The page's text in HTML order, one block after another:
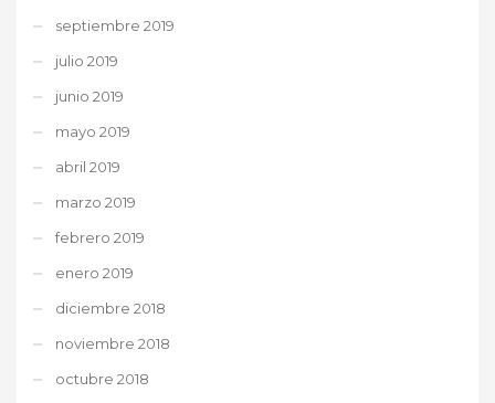
septiembre 2019
julio 2019
junio 2019
mayo 2019
abril 2019
marzo 2019
febrero 2019
enero 2019
diciembre 2018
noviembre 2018
octubre 2018